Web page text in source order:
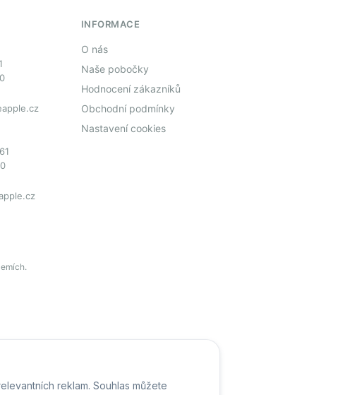
reklam. Souhlas můžete
INFORMACE
O nás
Naše pobočky
Hodnocení zákazníků
Obchodní podmínky
Nastavení cookies